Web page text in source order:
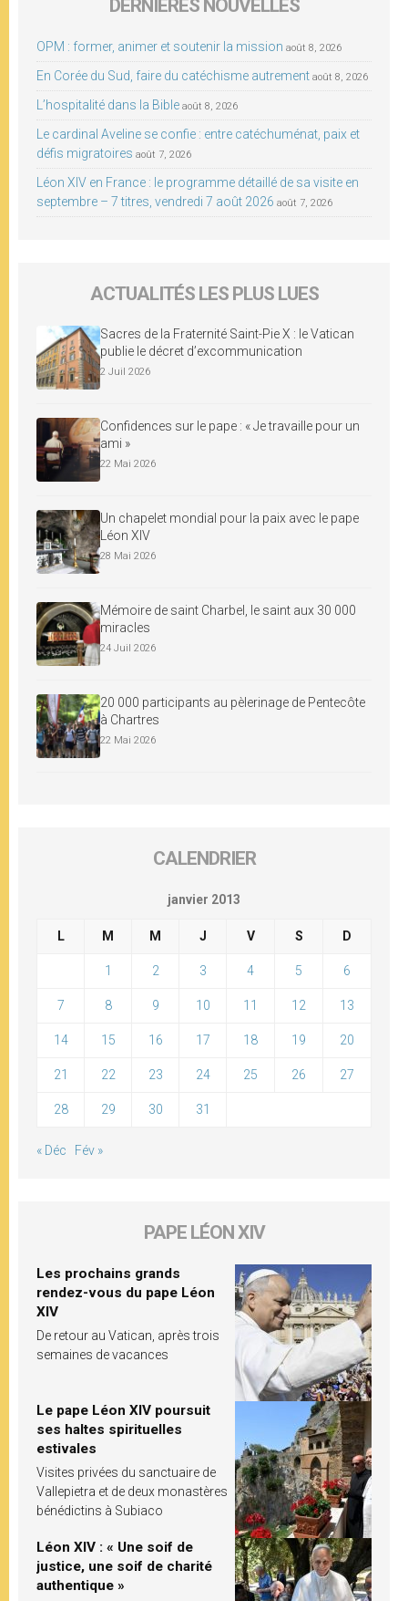
DERNIÈRES NOUVELLES
OPM : former, animer et soutenir la mission août 8, 2026
En Corée du Sud, faire du catéchisme autrement août 8, 2026
L’hospitalité dans la Bible août 8, 2026
Le cardinal Aveline se confie : entre catéchuménat, paix et
défis migratoires août 7, 2026
Léon XIV en France : le programme détaillé de sa visite en
septembre – 7 titres, vendredi 7 août 2026 août 7, 2026
ACTUALITÉS LES PLUS LUES
Sacres de la Fraternité Saint-Pie X : le Vatican
publie le décret d’excommunication
2 Juil 2026
Confidences sur le pape : « Je travaille pour un
ami »
22 Mai 2026
Un chapelet mondial pour la paix avec le pape
Léon XIV
28 Mai 2026
Mémoire de saint Charbel, le saint aux 30 000
miracles
24 Juil 2026
20 000 participants au pèlerinage de Pentecôte
à Chartres
22 Mai 2026
CALENDRIER
janvier 2013
L M M J V S D
1 2 3 4 5 6
7 8 9 10 11 12 13
14 15 16 17 18 19 20
21 22 23 24 25 26 27
28 29 30 31
« Déc Fév »
PAPE LÉON XIV
Les prochains grands
rendez-vous du pape Léon
XIV
De retour au Vatican, après trois
semaines de vacances
Le pape Léon XIV poursuit
ses haltes spirituelles
estivales
Visites privées du sanctuaire de
Vallepietra et de deux monastères
bénédictins à Subiaco
Léon XIV : « Une soif de
justice, une soif de charité
authentique »